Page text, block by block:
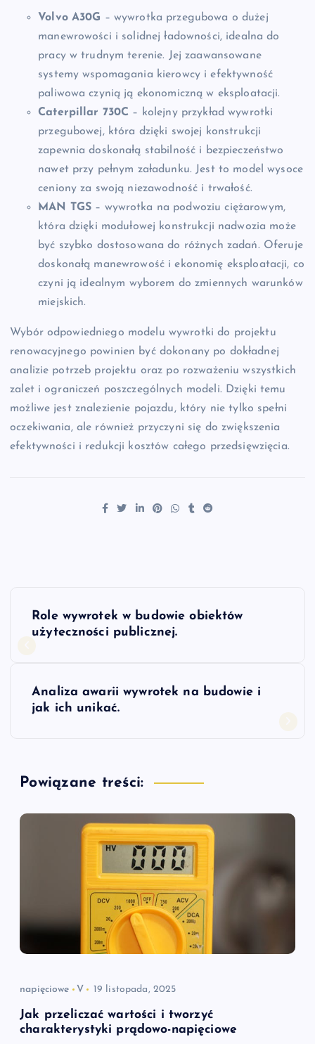
Volvo A30G – wywrotka przegubowa o dużej
manewrowości i solidnej ładowności, idealna do
pracy w trudnym terenie. Jej zaawansowane
systemy wspomagania kierowcy i efektywność
paliwowa czynią ją ekonomiczną w eksploatacji.
Caterpillar 730C – kolejny przykład wywrotki
przegubowej, która dzięki swojej konstrukcji
zapewnia doskonałą stabilność i bezpieczeństwo
nawet przy pełnym załadunku. Jest to model wysoce
ceniony za swoją niezawodność i trwałość.
MAN TGS – wywrotka na podwoziu ciężarowym,
która dzięki modułowej konstrukcji nadwozia może
być szybko dostosowana do różnych zadań. Oferuje
doskonałą manewrowość i ekonomię eksploatacji, co
czyni ją idealnym wyborem do zmiennych warunków
miejskich.
Wybór odpowiedniego modelu wywrotki do projektu
renowacyjnego powinien być dokonany po dokładnej
analizie potrzeb projektu oraz po rozważeniu wszystkich
zalet i ograniczeń poszczególnych modeli. Dzięki temu
możliwe jest znalezienie pojazdu, który nie tylko spełni
oczekiwania, ale również przyczyni się do zwiększenia
efektywności i redukcji kosztów całego przedsięwzięcia.
N
a
c
w
p
s
Role wywrotek w budowie obiektów
użyteczności publicznej.
Analiza awarii wywrotek na budowie i
jak ich unikać.
Powiązane treści:
napięciowe V 19 listopada, 2025
Jak przeliczać wartości i tworzyć
charakterystyki prądowo-napięciowe